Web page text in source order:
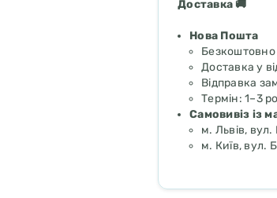
Доставка 🚚
Нова Пошта
Безкоштовно
Доставка у
Відправка
Термін: 1–3
Самовивіз із
м. Львів, вул.
м. Київ, вул.